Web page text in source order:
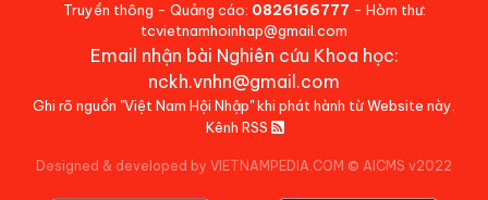
Truyền thông - Quảng cáo: 0826166777 - Hòm thư:
tcvietnamhoinhap@gmail.com
Email nhận bài Nghiên cứu Khoa học:
nckh.vnhn@gmail.com
Ghi rõ nguồn "Việt Nam Hội Nhập" khi phát hành từ Website này.
Kênh RSS
Designed & developed by VIETNAMPEDIA.COM © AICMS v2022